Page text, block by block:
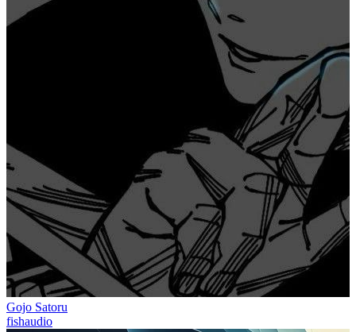
Gojo Satoru
fishaudio